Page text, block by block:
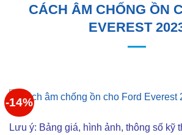
CÁCH ÂM CHỐNG ỒN
EVEREST
-14%
Lưu ý: Bảng giá, hình ảnh, thông số kỹ